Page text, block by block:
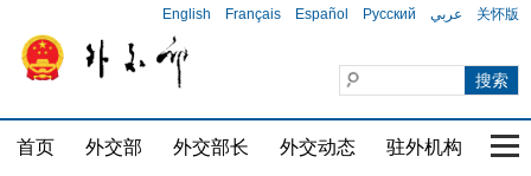
English Français Español Русский عربي 关怀版
首页 外交部 外交部长 外交动态 驻外机构 国